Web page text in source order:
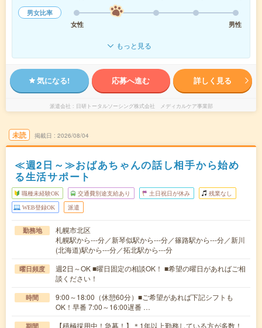
男女比率
女性
男性
もっと見る
気になる! 応募へ進む 詳しく見る
派遣会社 日研トータルソーシング株式会社 メディカルケア事業部
未読 掲載日 2026/08/04
≪週2日～≫おばあちゃんの話し相手から始め
る生活サポート
職種未経験OK 交通費別途支給あり 土日祝日が休み 残業なし
WEB登録OK 派遣
勤務地
札幌市北区
札幌駅から---分／新琴似駅から---分／篠路駅から---分／新川
(北海道)駅から---分／拓北駅から---分
曜日頻度
週2日～OK ■曜日固定の相談OK！ ■希望の曜日があればご相
談ください！
時間
9:00～18:00（休憩60分）■ご希望があれば下記シフトも
OK！早番 7:00～16:00遅番 …
期間 【積極採用中！急募！】＊1年以上勤務している方が多数！